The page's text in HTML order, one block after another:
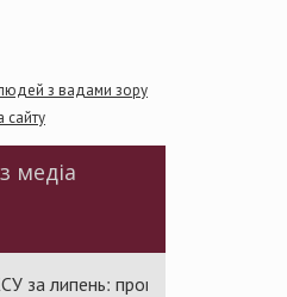
з вадами зору
сайту
медіа
липень: проведено 94